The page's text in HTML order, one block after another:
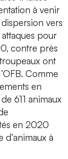
à venir
vers
pour
contre près
ont
Comme
en
611 animaux
en 2020
à